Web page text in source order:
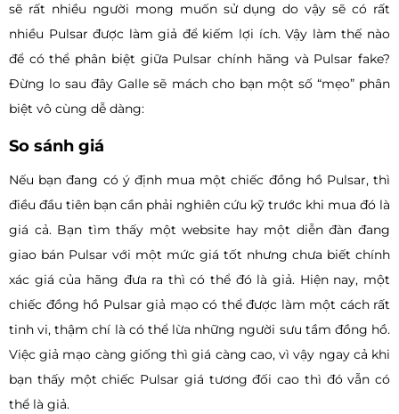
sẽ rất nhiều người mong muốn sử dụng do vậy sẽ có rất
nhiều Pulsar được làm giả để kiếm lợi ích. Vậy làm thế nào
để có thể phân biệt giữa Pulsar chính hãng và Pulsar fake?
Đừng lo sau đây Galle sẽ mách cho bạn một số “mẹo” phân
biệt vô cùng dễ dàng:
So sánh giá
Nếu bạn đang có ý định mua một chiếc đồng hồ Pulsar, thì
điều đầu tiên bạn cần phải nghiên cứu kỹ trước khi mua đó là
giá cả. Bạn tìm thấy một website hay một diễn đàn đang
giao bán Pulsar với một mức giá tốt nhưng chưa biết chính
xác giá của hãng đưa ra thì có thể đó là giả. Hiện nay, một
chiếc đồng hồ Pulsar giả mạo có thể được làm một cách rất
tinh vi, thậm chí là có thể lừa những người sưu tầm đồng hồ.
Việc giả mạo càng giống thì giá càng cao, vì vậy ngay cả khi
bạn thấy một chiếc Pulsar giá tương đối cao thì đó vẫn có
thể là giả.